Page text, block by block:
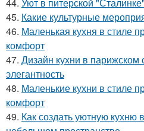
45. Какие культурные
46. Маленькая кухня в стиле
комфорт
47. Дизайн кухни в парижском
элегантность
48. Маленькие кухни в стиле
комфорт
49. Как создать уютную кухню